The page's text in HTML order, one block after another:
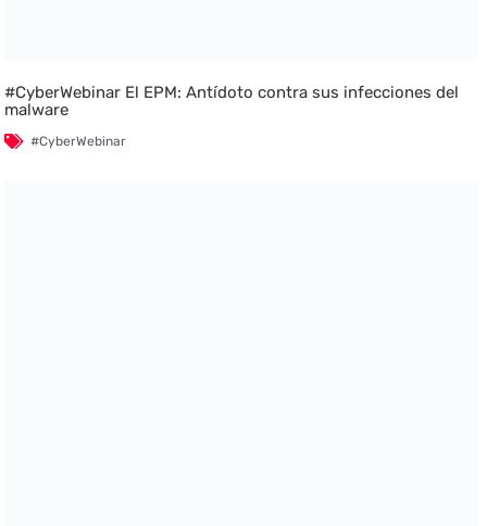
#CyberWebinar El EPM: Antídoto contra sus infecciones del
malware
#CyberWebinar